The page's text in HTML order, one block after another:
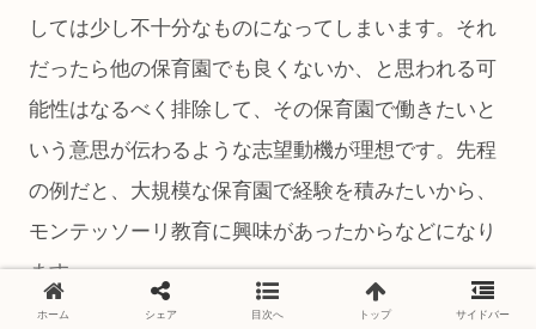
しては少し不十分なものになってしまいます。それ
だったら他の保育園でも良くないか、と思われる可
能性はなるべく排除して、その保育園で働きたいと
いう意思が伝わるような志望動機が理想です。先程
の例だと、大規模な保育園で経験を積みたいから、
モンテッソーリ教育に興味があったからなどになり
ます。
ホーム シェア 目次へ トップ サイドバー